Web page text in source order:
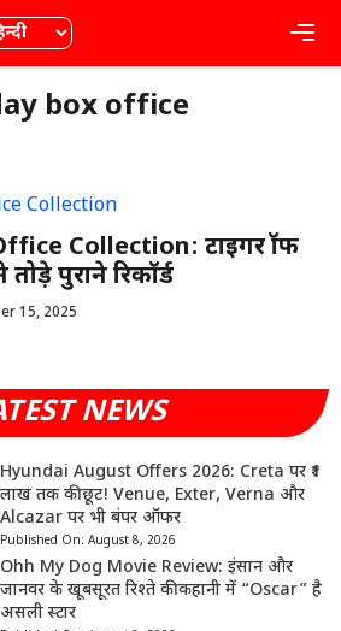
box office
Collection: टाइगर श्रॉफ
पुराने रिकॉर्ड
15, 2025
NEWS
Hyundai August Offers 2026: Creta पर ₹1
लाख तक की छूट! Venue, Exter, Verna और
Alcazar पर भी बंपर ऑफर
Published On: August 8, 2026
Ohh My Dog Movie Review: इंसान और
जानवर के खूबसूरत रिश्ते की कहानी में “Oscar” है
असली स्टार